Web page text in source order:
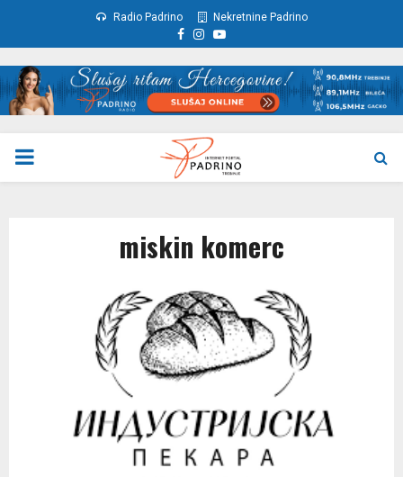
Radio Padrino Nekretnine Padrino
Facebook
Instagram
Youtube
PRIMARY
miskin komerc